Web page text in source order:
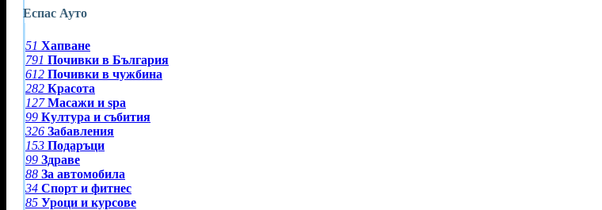
Еспас Ауто
51 Хапване
791 Почивки в България
612 Почивки в чужбина
282 Красота
127 Масажи и spa
99 Култура и събития
326 Забавления
153 Подаръци
99 Здраве
88 За автомобила
34 Спорт и фитнес
85 Уроци и курсове